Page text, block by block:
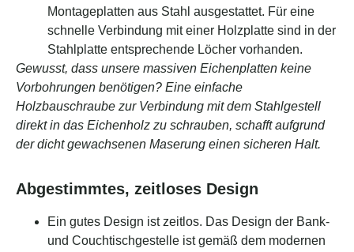
Montageplatten aus Stahl ausgestattet. Für eine
schnelle Verbindung mit einer Holzplatte sind in der
Stahlplatte entsprechende Löcher vorhanden.
Gewusst, dass unsere massiven Eichenplatten keine
Vorbohrungen benötigen? Eine einfache
Holzbauschraube zur Verbindung mit dem Stahlgestell
direkt in das Eichenholz zu schrauben, schafft aufgrund
der dicht gewachsenen Maserung einen sicheren Halt.
Abgestimmtes, zeitloses Design
Ein gutes Design ist zeitlos. Das Design der Bank-
und Couchtischgestelle ist gemäß dem modernen